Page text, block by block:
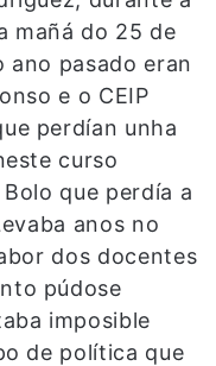
mañá do 25 de
ano pasado eran
e o CEIP
perdían unha
curso
que perdía a
anos no
dos docentes
púdose
imposible
de política que